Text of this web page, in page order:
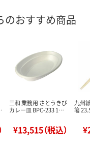
のおすすめ商品
三和 業務用 さとうきび
カレー皿 BPC-233 1…
¥13,515（税込）
九州
箸